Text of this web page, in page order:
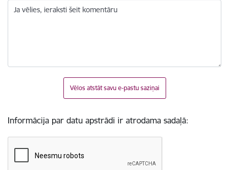
Ja vēlies, ieraksti šeit komentāru
Vēlos atstāt savu e-pastu saziņai
Informācija par datu apstrādi ir atrodama sadaļā: